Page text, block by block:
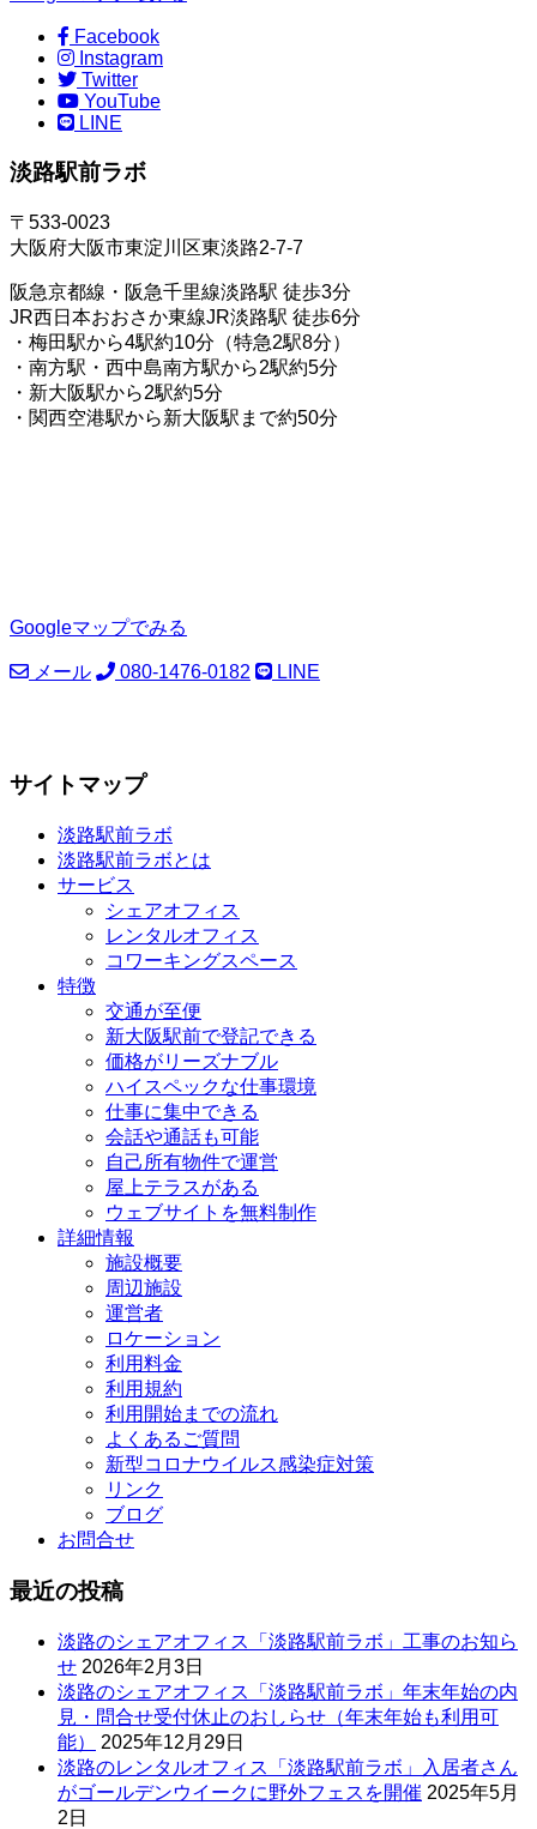
Facebook
Instagram
Twitter
YouTube
LINE
淡路駅前ラボ
〒533-0023
大阪府大阪市東淀川区東淡路2-7-7
阪急京都線・阪急千里線淡路駅 徒歩3分
JR西日本おおさか東線JR淡路駅 徒歩6分
・梅田駅から4駅約10分（特急2駅8分）
・南方駅・西中島南方駅から2駅約5分
・新大阪駅から2駅約5分
・関西空港駅から新大阪駅まで約50分
Googleマップでみる
メール 080-1476-0182 LINE
サイトマップ
淡路駅前ラボ
淡路駅前ラボとは
サービス
シェアオフィス
レンタルオフィス
コワーキングスペース
特徴
交通が至便
新大阪駅前で登記できる
価格がリーズナブル
ハイスペックな仕事環境
仕事に集中できる
会話や通話も可能
自己所有物件で運営
屋上テラスがある
ウェブサイトを無料制作
詳細情報
施設概要
周辺施設
運営者
ロケーション
利用料金
利用規約
利用開始までの流れ
よくあるご質問
新型コロナウイルス感染症対策
リンク
ブログ
お問合せ
最近の投稿
淡路のシェアオフィス「淡路駅前ラボ」工事のお知ら
せ 2026年2月3日
淡路のシェアオフィス「淡路駅前ラボ」年末年始の内
見・問合せ受付休止のおしらせ（年末年始も利用可
能）
2025年12月29日
淡路のレンタルオフィス「淡路駅前ラボ」入居者さん
がゴールデンウイークに野外フェスを開催 2025年5月
2日